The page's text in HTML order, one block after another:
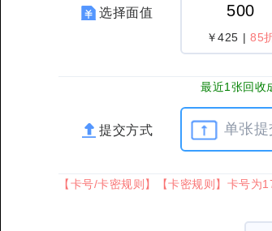
选择面值 500
￥425 | 85
最近1张回收
提交方式 单张提
【卡号/卡密规则】【卡密规则】卡号为